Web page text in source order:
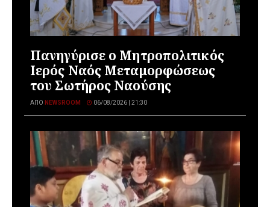
Πανηγύρισε ο Μητροπολιτικός
Ιερός Ναός Μεταμορφώσεως
του Σωτήρος Ναούσης
ΑΠΌ NEWSROOM 06/08/2026 | 21:30